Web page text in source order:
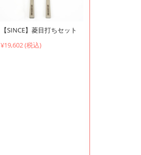
【SINCE】菱目打ちセット
¥19,602 (税込)